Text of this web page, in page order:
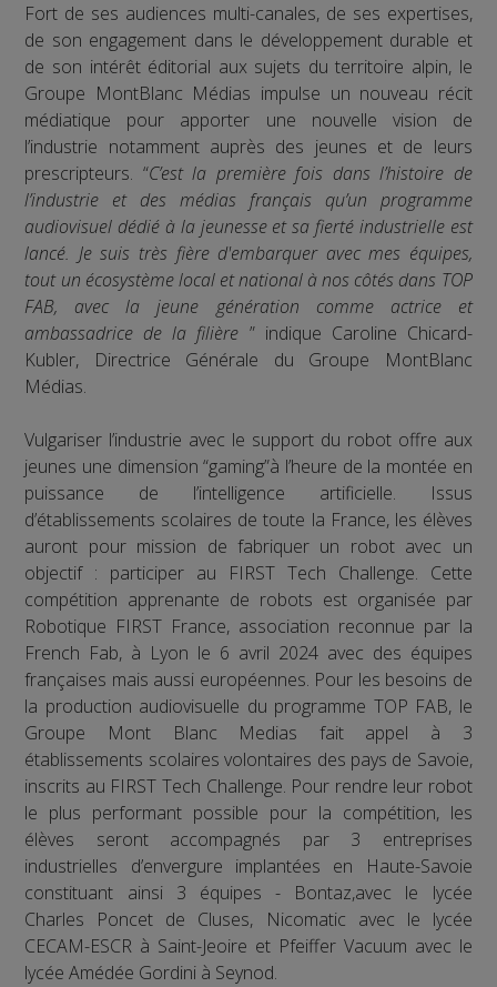
Fort de ses audiences multi-canales, de ses expertises,
de son engagement dans le développement durable et
de son intérêt éditorial aux sujets du territoire alpin, le
Groupe MontBlanc Médias impulse un nouveau récit
médiatique pour apporter une nouvelle vision de
l’industrie notamment auprès des jeunes et de leurs
prescripteurs. “C’est la première fois dans l’histoire de
l’industrie et des médias français qu’un programme
audiovisuel dédié à la jeunesse et sa fierté industrielle est
lancé. Je suis très fière d'embarquer avec mes équipes,
tout un écosystème local et national à nos côtés dans TOP
FAB, avec la jeune génération comme actrice et
ambassadrice de la filière ” indique Caroline Chicard-
Kubler, Directrice Générale du Groupe MontBlanc
Médias.
Vulgariser l’industrie avec le support du robot offre aux
jeunes une dimension “gaming”à l’heure de la montée en
puissance de l’intelligence artificielle. Issus
d’établissements scolaires de toute la France, les élèves
auront pour mission de fabriquer un robot avec un
objectif : participer au FIRST Tech Challenge. Cette
compétition apprenante de robots est organisée par
Robotique FIRST France, association reconnue par la
French Fab, à Lyon le 6 avril 2024 avec des équipes
françaises mais aussi européennes. Pour les besoins de
la production audiovisuelle du programme TOP FAB, le
Groupe Mont Blanc Medias fait appel à 3
établissements scolaires volontaires des pays de Savoie,
inscrits au FIRST Tech Challenge. Pour rendre leur robot
le plus performant possible pour la compétition, les
élèves seront accompagnés par 3 entreprises
industrielles d’envergure implantées en Haute-Savoie
constituant ainsi 3 équipes - Bontaz,avec le lycée
Charles Poncet de Cluses, Nicomatic avec le lycée
CECAM-ESCR à Saint-Jeoire et Pfeiffer Vacuum avec le
lycée Amédée Gordini à Seynod.